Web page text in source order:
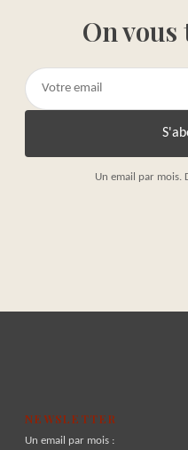
On
Un email par mois.
NEWSLETTER
Un email par mois :